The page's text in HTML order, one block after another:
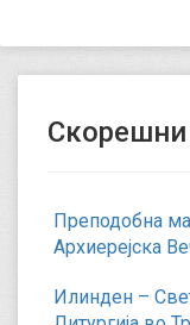
Скорешни
Преподобна
Архиерејска
Илинден –